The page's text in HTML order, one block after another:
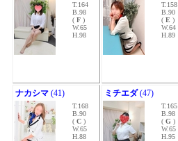
T.164
B.98
( F )
W.65
H.98
T.158
B.90
( E )
W.64
H.89
ナカシマ (41)
T.168
B.90
( C )
W.65
H.88
ミチエダ(47)
T.165
B.98
( G )
W.65
H.95